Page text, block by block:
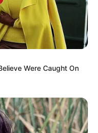
Were Caught On